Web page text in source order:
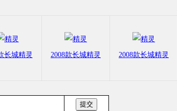
长城精灵 2008款长城精灵 2008款长城精灵